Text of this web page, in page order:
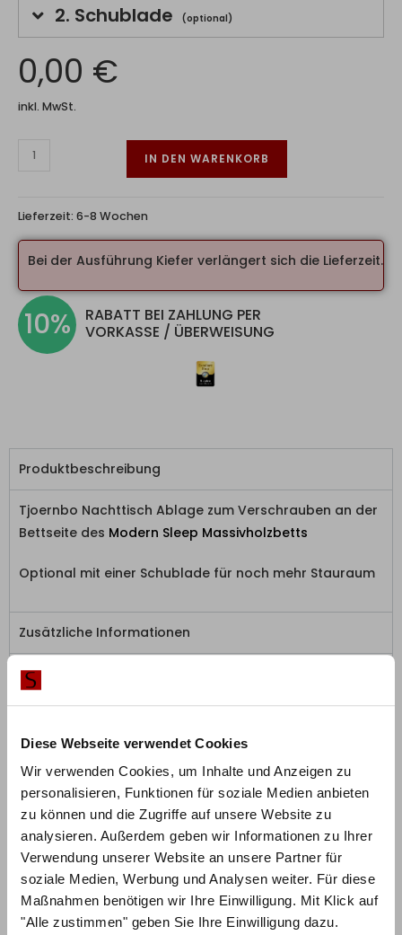
Diese Webseite verwendet Cookies
Wir verwenden Cookies, um Inhalte und Anzeigen zu
personalisieren, Funktionen für soziale Medien anbieten
zu können und die Zugriffe auf unsere Website zu
analysieren. Außerdem geben wir Informationen zu Ihrer
Verwendung unserer Website an unsere Partner für
soziale Medien, Werbung und Analysen weiter. Für diese
Maßnahmen benötigen wir Ihre Einwilligung. Mit Klick auf
"Alle zustimmen" geben Sie Ihre Einwilligung dazu.
2. Schublade (optional)
0,00 €
inkl. MwSt.
IN DEN WARENKORB
Lieferzeit: 6-8 Wochen
Bei der Ausführung Kiefer verlängert sich die Lieferzeit.
10%
RABATT BEI ZAHLUNG PER
VORKASSE / ÜBERWEISUNG
Produktbeschreibung
Tjoernbo Nachttisch Ablage zum Verschrauben an der
Bettseite des Modern Sleep Massivholzbetts
Optional mit einer Schublade für noch mehr Stauraum
Zusätzliche Informationen
Herstellerinformation
Ähnliche Produkte